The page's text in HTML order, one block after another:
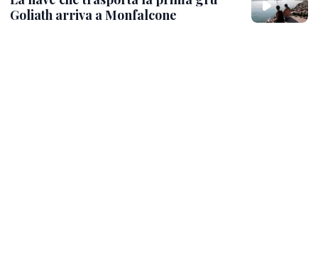
Goliath arriva a Monfalcone